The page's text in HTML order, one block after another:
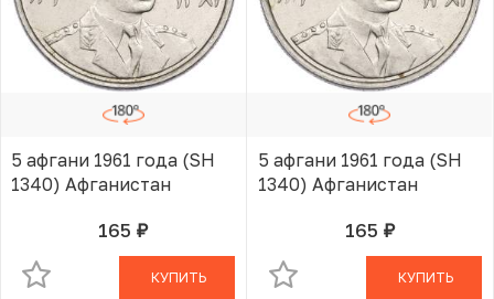
5 афгани 1961 года (SH
1340) Афганистан
165 руб.В КОРЗИНЕ
КУПИТЬ
5 афгани 1961 года (SH
1340) Афганистан
165 руб.В КОРЗИНЕ
КУПИТЬ